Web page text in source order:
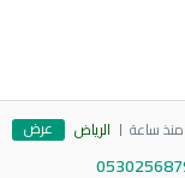
منذ ساعة الرياض عرض